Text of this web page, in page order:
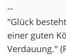
--
"Glück
einer guten
Verdauung."